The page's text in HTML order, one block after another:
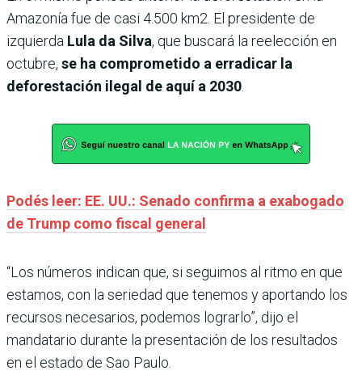
Amazonía fue de casi 4.500 km2. El presidente de
izquierda Lula da Silva, que buscará la reelección en
octubre, se ha comprometido a erradicar la
deforestación ilegal de aquí a 2030
Podés leer: EE. UU.: Senado confirma a exabogado
de Trump como fiscal general
“Los números indican que, si seguimos al ritmo en que
estamos, con la seriedad que tenemos y aportando los
recursos necesarios, podemos lograrlo”, dijo el
mandatario durante la presentación de los resultados
en el estado de Sao Paulo.